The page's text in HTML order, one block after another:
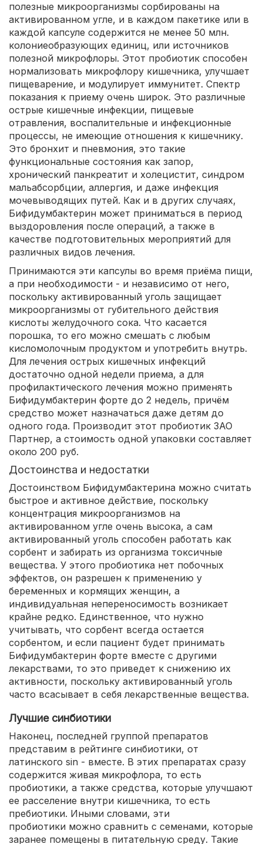
полезные микроорганизмы сорбированы на
активированном угле, и в каждом пакетике или в
каждой капсуле содержится не менее 50 млн.
колониеобразующих единиц, или источников
полезной микрофлоры. Этот пробиотик способен
нормализовать микрофлору кишечника, улучшает
пищеварение, и модулирует иммунитет. Спектр
показания к приему очень широк. Это различные
острые кишечные инфекции, пищевые
отравления, воспалительные и инфекционные
процессы, не имеющие отношения к кишечнику.
Это бронхит и пневмония, это такие
функциональные состояния как запор,
хронический панкреатит и холецистит, синдром
мальабсорбции, аллергия, и даже инфекция
мочевыводящих путей. Как и в других случаях,
Бифидумбактерин может приниматься в период
выздоровления после операций, а также в
качестве подготовительных мероприятий для
различных видов лечения.
Принимаются эти капсулы во время приёма пищи,
а при необходимости - и независимо от него,
поскольку активированный уголь защищает
микроорганизмы от губительного действия
кислоты желудочного сока. Что касается
порошка, то его можно смешать с любым
кисломолочным продуктом и употребить внутрь.
Для лечения острых кишечных инфекций
достаточно одной недели приема, а для
профилактического лечения можно применять
Бифидумбактерин форте до 2 недель, причём
средство может назначаться даже детям до
одного года. Производит этот пробиотик ЗАО
Партнер, а стоимость одной упаковки составляет
около 200 руб.
Достоинства и недостатки
Достоинством Бифидумбактерина можно считать
быстрое и активное действие, поскольку
концентрация микроорганизмов на
активированном угле очень высока, а сам
активированный уголь способен работать как
сорбент и забирать из организма токсичные
вещества. У этого пробиотика нет побочных
эффектов, он разрешен к применению у
беременных и кормящих женщин, а
индивидуальная непереносимость возникает
крайне редко. Единственное, что нужно
учитывать, что сорбент всегда остается
сорбентом, и если пациент будет принимать
Бифидумбактерин форте вместе с другими
лекарствами, то это приведет к снижению их
активности, поскольку активированный уголь
часто всасывает в себя лекарственные вещества.
Лучшие синбиотики
Наконец, последней группой препаратов
представим в рейтинге синбиотики, от
латинского sin - вместе. В этих препаратах сразу
содержится живая микрофлора, то есть
пробиотики, а также средства, которые улучшают
ее расселение внутри кишечника, то есть
пребиотики. Иными словами, эти
пробиотики можно сравнить с семенами, которые
заранее помещены в питательную среду. Такие